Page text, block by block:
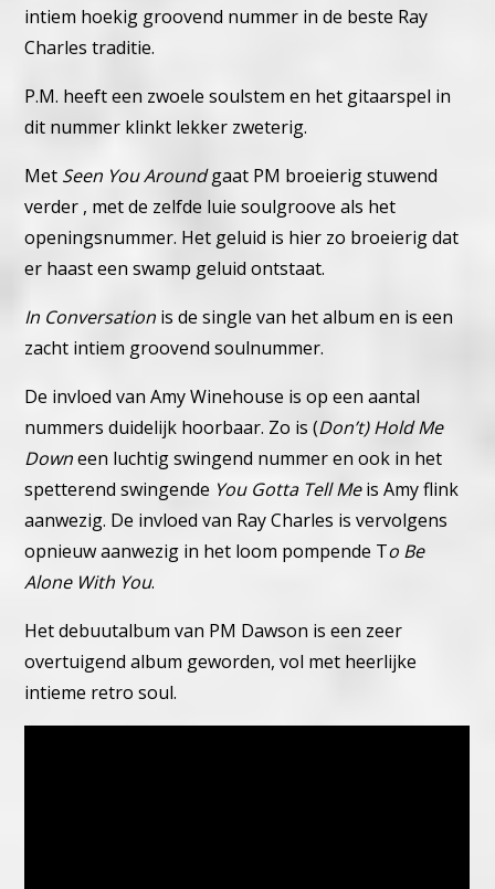
intiem hoekig groovend nummer in de beste Ray
Charles traditie.
P.M. heeft een zwoele soulstem en het gitaarspel in
dit nummer klinkt lekker zweterig.
Met Seen You Aroundgaat PM broeierig stuwend
verder , met de zelfde luie soulgroove als het
openingsnummer. Het geluid is hier zo broeierig dat
er haast een swamp geluid ontstaat.
In Conversation is de single van het album en is een
zacht intiem groovend soulnummer.
De invloed van Amy Winehouse is op een aantal
nummers duidelijk hoorbaar. Zo is (Don’t) Hold Me
Downeen luchtig swingend nummer en ook in het
spetterend swingende You Gotta Tell Meis Amy flink
aanwezig. De invloed van Ray Charles is vervolgens
opnieuw aanwezig in het loom pompende To Be
Alone With You.
Het debuutalbum van PM Dawson is een zeer
overtuigend album geworden, vol met heerlijke
intieme retro soul.